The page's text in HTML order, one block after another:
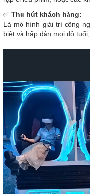
✅ Thu hút khách hàng:
Là mô hình giải trí công
biệt và hấp dẫn mọi độ